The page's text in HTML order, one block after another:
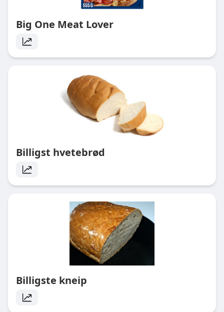
Big One Meat Lover
Billigst hvetebrød
Billigste kneip